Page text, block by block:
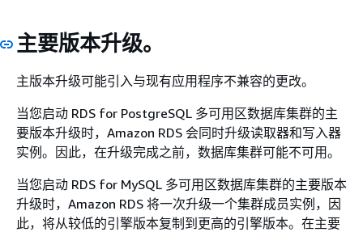
主要版本升级。
主版本升级可能引入与现有应用程序不兼容的更改。
当您启动 RDS for PostgreSQL 多可用区数据库集群的主
要版本升级时，Amazon RDS 会同时升级读取器和写入器
实例。因此，在升级完成之前，数据库集群可能不可用。
当您启动 RDS for MySQL 多可用区数据库集群的主要版本
升级时，Amazon RDS 将一次升级一个集群成员实例，因
此，将从较低的引擎版本复制到更高的引擎版本。在主要